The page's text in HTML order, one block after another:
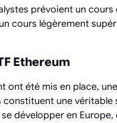
prévoient un cours
cours légèrement
Ethereum
ont été mis en place,
une véritable
développer en